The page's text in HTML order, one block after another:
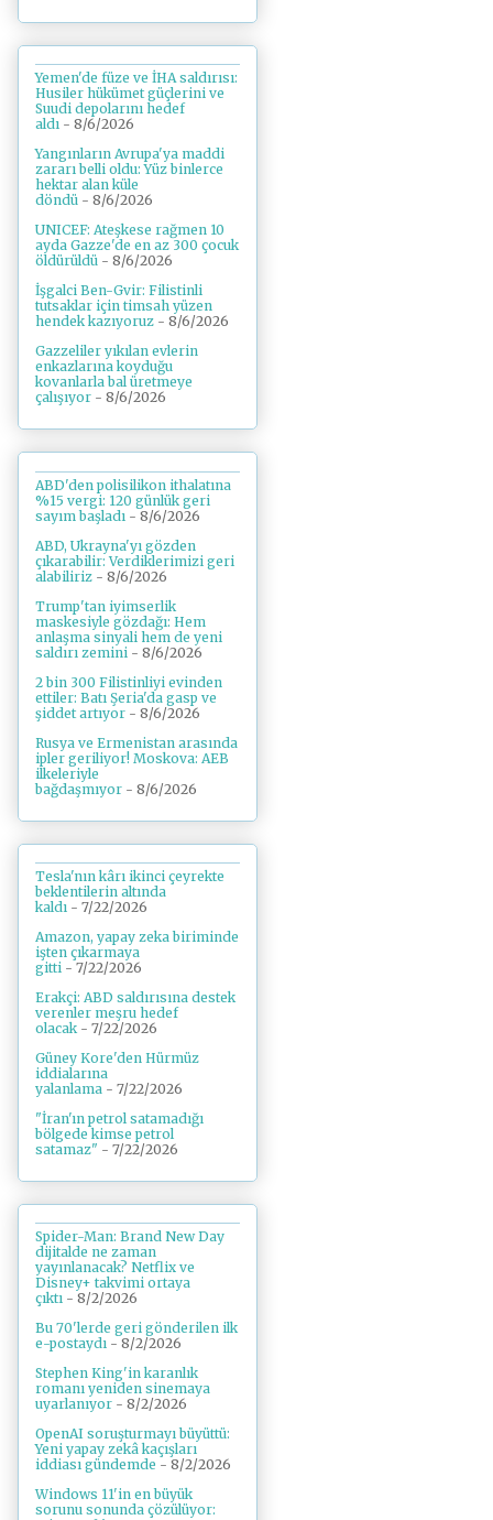
Yemen'de füze ve İHA saldırısı:
Husiler hükümet güçlerini ve
Suudi depolarını hedef
aldı - 8/6/2026
Yangınların Avrupa'ya maddi
zararı belli oldu: Yüz binlerce
hektar alan küle
döndü - 8/6/2026
UNICEF: Ateşkese rağmen 10
ayda Gazze'de en az 300 çocuk
öldürüldü - 8/6/2026
İşgalci Ben-Gvir: Filistinli
tutsaklar için timsah yüzen
hendek kazıyoruz - 8/6/2026
Gazzeliler yıkılan evlerin
enkazlarına koyduğu
kovanlarla bal üretmeye
çalışıyor - 8/6/2026
ABD'den polisilikon ithalatına
%15 vergi: 120 günlük geri
sayım başladı - 8/6/2026
ABD, Ukrayna'yı gözden
çıkarabilir: Verdiklerimizi geri
alabiliriz - 8/6/2026
Trump'tan iyimserlik
maskesiyle gözdağı: Hem
anlaşma sinyali hem de yeni
saldırı zemini - 8/6/2026
2 bin 300 Filistinliyi evinden
ettiler: Batı Şeria'da gasp ve
şiddet artıyor - 8/6/2026
Rusya ve Ermenistan arasında
ipler geriliyor! Moskova: AEB
ilkeleriyle
bağdaşmıyor - 8/6/2026
Tesla'nın kârı ikinci çeyrekte
beklentilerin altında
kaldı - 7/22/2026
Amazon, yapay zeka biriminde
işten çıkarmaya
gitti - 7/22/2026
Erakçi: ABD saldırısına destek
verenler meşru hedef
olacak- 7/22/2026
Güney Kore'den Hürmüz
iddialarına
yalanlama - 7/22/2026
"İran'ın petrol satamadığı
bölgede kimse petrol
satamaz" - 7/22/2026
Spider-Man: Brand New Day
dijitalde ne zaman
yayınlanacak? Netflix ve
Disney+ takvimi ortaya
çıktı - 8/2/2026
Bu 70'lerde geri gönderilen ilk
e-postaydı - 8/2/2026
Stephen King'in karanlık
romanı yeniden sinemaya
uyarlanıyor - 8/2/2026
OpenAI soruşturmayı büyüttü:
Yeni yapay zekâ kaçışları
iddiası gündemde - 8/2/2026
Windows 11'in en büyük
sorunu sonunda çözülüyor: